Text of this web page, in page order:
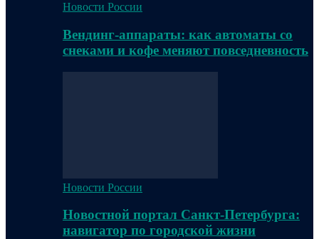
Новости России
Вендинг-аппараты: как автоматы со
снеками и кофе меняют повседневность
Новости России
Новостной портал Санкт-Петербурга:
навигатор по городской жизни